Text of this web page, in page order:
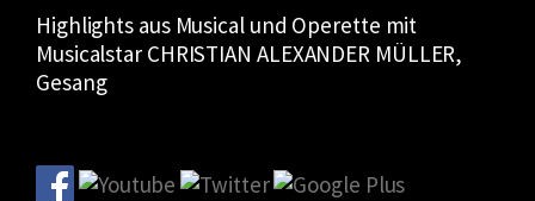
Highlights aus Musical und Operette mit
Musicalstar CHRISTIAN ALEXANDER MÜLLER,
Gesang